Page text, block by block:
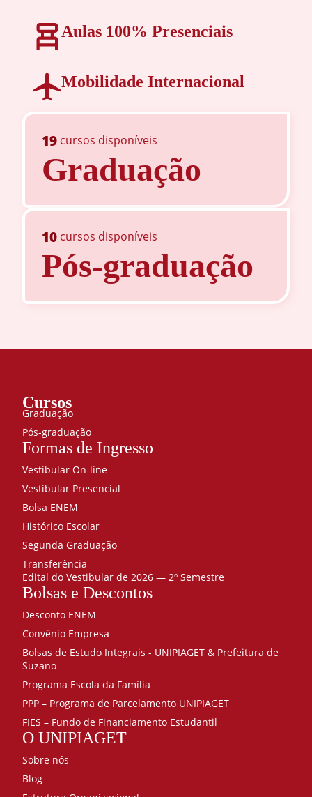
Aulas 100% Presenciais
Mobilidade Internacional
19 cursos disponíveis
Graduação
10 cursos disponíveis
Pós-graduação
Cursos
Graduação
Pós-graduação
Formas de Ingresso
Vestibular On-line
Vestibular Presencial
Bolsa ENEM
Histórico Escolar
Segunda Graduação
Transferência
Edital do Vestibular de 2026 — 2º Semestre
Bolsas e Descontos
Desconto ENEM
Convênio Empresa
Bolsas de Estudo Integrais - UNIPIAGET & Prefeitura de
Suzano
Programa Escola da Família
PPP – Programa de Parcelamento UNIPIAGET
FIES – Fundo de Financiamento Estudantil
O UNIPIAGET
Sobre nós
Blog